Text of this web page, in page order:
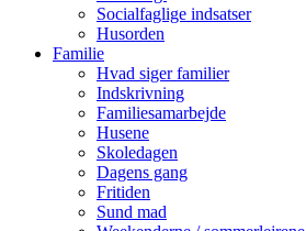
Socialfaglige indsatser
Husorden
Familie
Hvad siger familier
Indskrivning
Familiesamarbejde
Husene
Skoledagen
Dagens gang
Fritiden
Sund mad